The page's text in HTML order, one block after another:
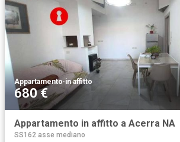
Appartamento·in affitto
680 €
Appartamento in affitto a Acerra NA
SS162 asse mediano